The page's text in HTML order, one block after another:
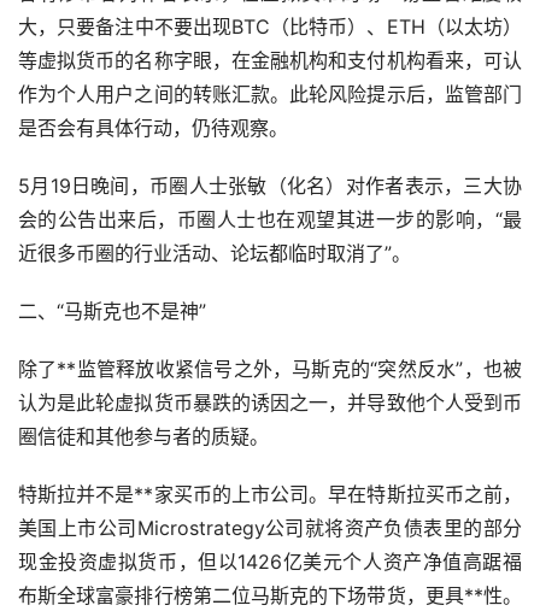
大，只要备注中不要出现BTC（比特币）、ETH（以太坊）
等虚拟货币的名称字眼，在金融机构和支付机构看来，可认
作为个人用户之间的转账汇款。此轮风险提示后，监管部门
是否会有具体行动，仍待观察。
5月19日晚间，币圈人士张敏（化名）对作者表示，三大协
会的公告出来后，币圈人士也在观望其进一步的影响，“最
近很多币圈的行业活动、论坛都临时取消了”。
二、“马斯克也不是神”
除了**监管释放收紧信号之外，马斯克的“突然反水”，也被
认为是此轮虚拟货币暴跌的诱因之一，并导致他个人受到币
圈信徒和其他参与者的质疑。
特斯拉并不是**家买币的上市公司。早在特斯拉买币之前，
美国上市公司Microstrategy公司就将资产负债表里的部分
现金投资虚拟货币，但以1426亿美元个人资产净值高踞福
布斯全球富豪排行榜第二位马斯克的下场带货，更具**性。